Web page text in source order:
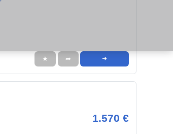
★ ➦ ➜
1.570 €